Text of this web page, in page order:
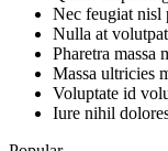
Nec feugiat nisl
Nulla at
Pharetra massa
Massa ultricies
Voluptate id
Iure nihil